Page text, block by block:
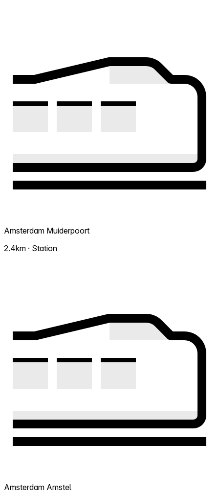
Amsterdam Muiderpoort
2.4km · Station
Amsterdam Amstel